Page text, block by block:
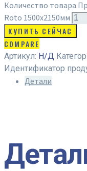
Количество товара
Roto 1500x2150мм
КУПИТЬ СЕЙЧАС
COMPARE
Артикул: Н/Д
Идентификатор
Детали